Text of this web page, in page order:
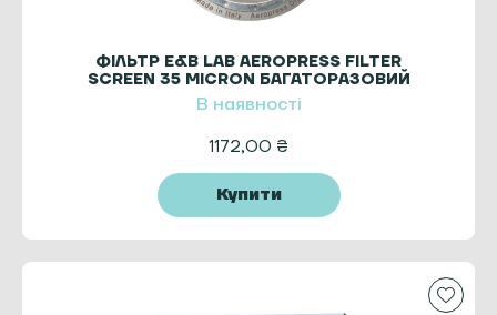
ФІЛЬТР E&B LAB AEROPRESS FILTER
SCREEN 35 MICRON БАГАТОРАЗОВИЙ
ДЛЯ АЕРОПРЕСА
В наявності
1172,00 ₴
Купити